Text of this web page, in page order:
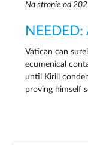
Na stronie od
Vatican can
ecumenical
until Kirill
proving himself